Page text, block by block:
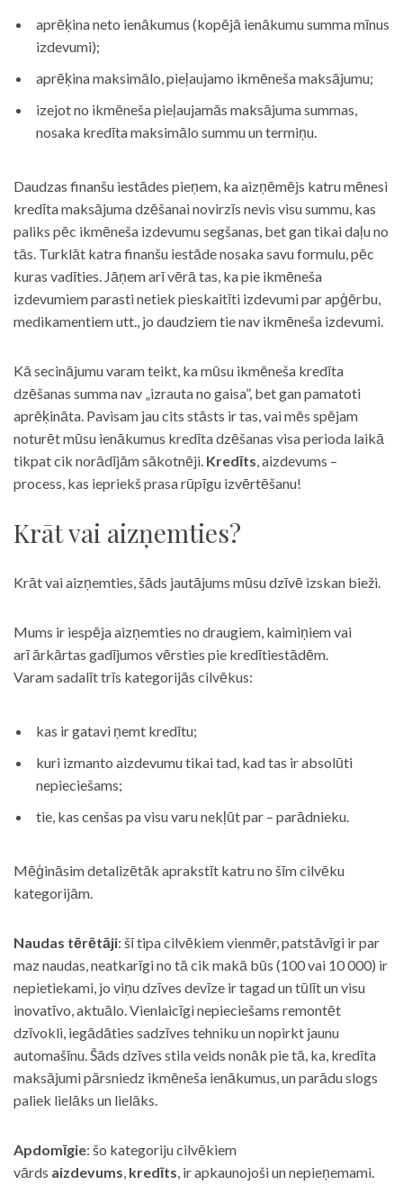
aprēķina neto ienākumus (kopējā ienākumu summa mīnus
izdevumi);
aprēķina maksimālo, pieļaujamo ikmēneša maksājumu;
izejot no ikmēneša pieļaujamās maksājuma summas,
nosaka kredīta maksimālo summu un termiņu.
Daudzas finanšu iestādes pieņem, ka aizņēmējs katru mēnesi
kredīta maksājuma dzēšanai novirzīs nevis visu summu, kas
paliks pēc ikmēneša izdevumu segšanas, bet gan tikai daļu no
tās. Turklāt katra finanšu iestāde nosaka savu formulu, pēc
kuras vadīties. Jāņem arī vērā tas, ka pie ikmēneša
izdevumiem parasti netiek pieskaitīti izdevumi par apģērbu,
medikamentiem utt., jo daudziem tie nav ikmēneša izdevumi.
Kā secinājumu varam teikt, ka mūsu ikmēneša kredīta
dzēšanas summa nav „izrauta no gaisa”, bet gan pamatoti
aprēķināta. Pavisam jau cits stāsts ir tas, vai mēs spējam
noturēt mūsu ienākumus kredīta dzēšanas visa perioda laikā
tikpat cik norādījām sākotnēji. Kredīts, aizdevums –
process, kas iepriekš prasa rūpīgu izvērtēšanu!
Krāt vai aizņemties?
Krāt vai aizņemties, šāds jautājums mūsu dzīvē izskan bieži.
Mums ir iespēja aizņemties no draugiem, kaimiņiem vai
arī ārkārtas gadījumos vērsties pie kredītiestādēm.
Varam sadalīt trīs kategorijās cilvēkus:
kas ir gatavi ņemt kredītu;
kuri izmanto aizdevumu tikai tad, kad tas ir absolūti
nepieciešams;
tie, kas cenšas pa visu varu nekļūt par – parādnieku.
Mēģināsim detalizētāk aprakstīt katru no šīm cilvēku
kategorijām.
Naudas tērētāji: šī tipa cilvēkiem vienmēr, patstāvīgi ir par
maz naudas, neatkarīgi no tā cik makā būs (100 vai 10 000) ir
nepietiekami, jo viņu dzīves devīze ir tagad un tūlīt un visu
inovatīvo, aktuālo. Vienlaicīgi nepieciešams remontēt
dzīvokli, iegādāties sadzīves tehniku un nopirkt jaunu
automašīnu. Šāds dzīves stila veids nonāk pie tā, ka, kredīta
maksājumi pārsniedz ikmēneša ienākumus, un parādu slogs
paliek lielāks un lielāks.
Apdomīgie: šo kategoriju cilvēkiem
vārds aizdevums, kredīts, ir apkaunojoši un nepieņemami.